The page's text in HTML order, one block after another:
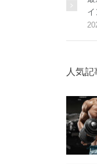
人気記